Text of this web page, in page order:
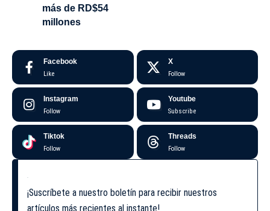
más de RD$54
millones
Facebook
Like
X
Follow
Instagram
Follow
Youtube
Subscribe
Tiktok
Follow
Threads
Follow
¡Suscríbete a nuestro boletín para recibir nuestros
artículos más recientes al instante!